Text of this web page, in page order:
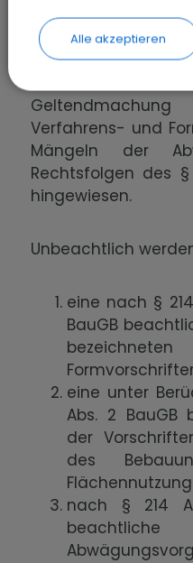
eingesehen werden.
Verfahrens- und
Mängeln der
Rechtsfolgen des §
hingewiesen.
Unbeachtlich
eine nach §
BauGB
eine unter
Abs. 2 BauGB
der
des
nach § 214
Alle akzeptieren